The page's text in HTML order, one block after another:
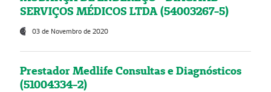
SERVIÇOS MÉDICOS LTDA (54003267-5)
03 de Novembro de 2020
Prestador Medlife Consultas e Diagnósticos
(51004334-2)